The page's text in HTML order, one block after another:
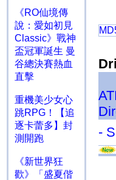
《RO仙境傳
說：愛如初見
Classic》戰神
盃冠軍誕生 曼
谷總決賽熱血
直擊
重機美少女心
跳RPG！【追
逐卡蕾多】封
測開跑
《新世界狂
歡》「盛夏偕
ATI
-